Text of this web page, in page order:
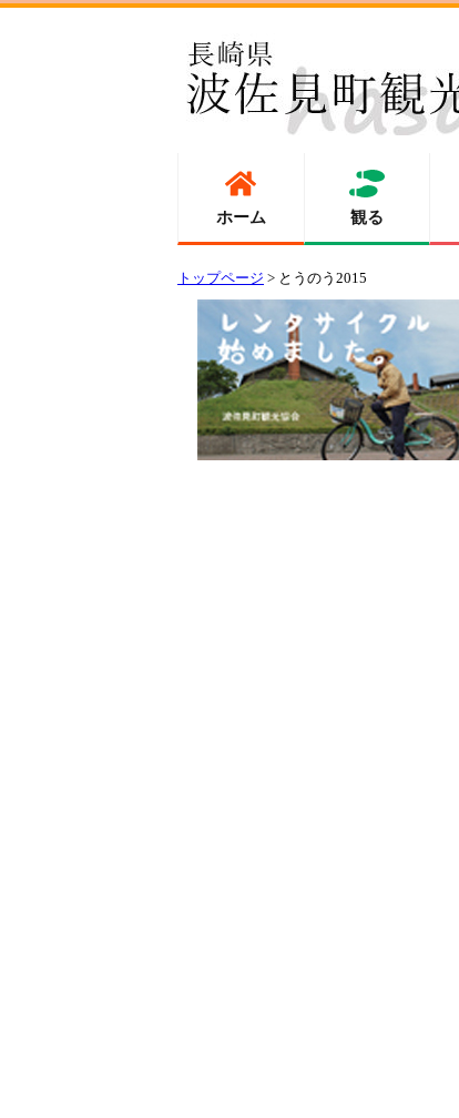
ホーム 観る
トップページ > とうのう2015